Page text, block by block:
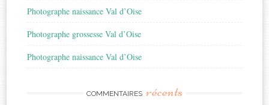
Photographe naissance Val d’Oise
Photographe grossesse Val d’Oise
Photographe naissance Val d’Oise
COMMENTAIRES récents